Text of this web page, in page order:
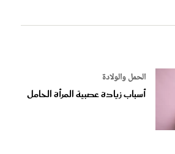
الحمل والولادة
أسباب زيادة عصبية المرأة الحامل